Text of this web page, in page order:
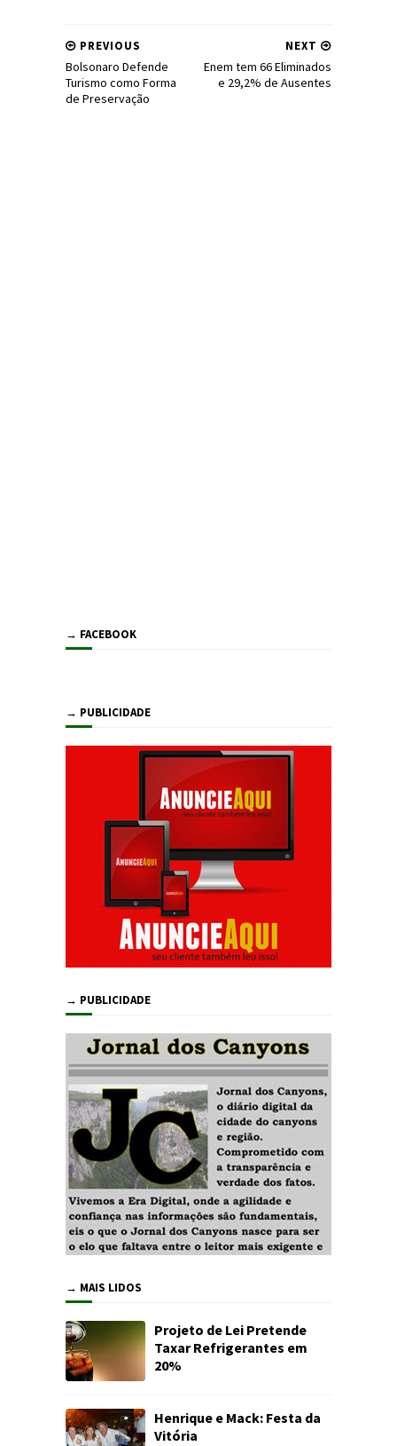
NEXT
Enem tem 66 Eliminados
e 29,2% de Ausentes
PREVIOUS
Bolsonaro Defende
Turismo como Forma
de Preservação
→ FACEBOOK
→ PUBLICIDADE
→ PUBLICIDADE
→ MAIS LIDOS
Projeto de Lei Pretende
Taxar Refrigerantes em
20%
Henrique e Mack: Festa da
Vitória